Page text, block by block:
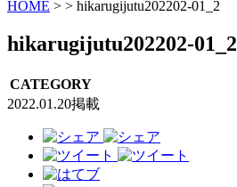
HOME > > hikarugijutu202202-01_2
hikarugijutu202202-01_2
CATEGORY
2022.01.20掲載